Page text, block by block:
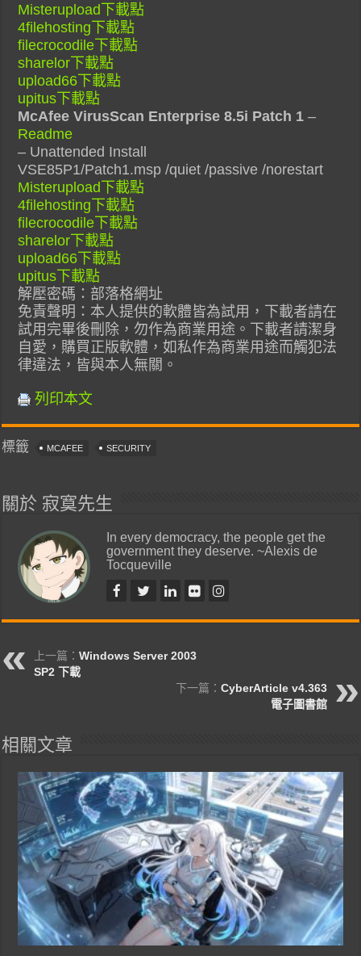
Misterupload下載點
4filehosting下載點
filecrocodile下載點
sharelor下載點
upload66下載點
upitus下載點
McAfee VirusScan Enterprise 8.5i Patch 1 –
Readme
– Unattended Install
VSE85P1/Patch1.msp /quiet /passive /norestart
Misterupload下載點
4filehosting下載點
filecrocodile下載點
sharelor下載點
upload66下載點
upitus下載點
解壓密碼：部落格網址
免責聲明：本人提供的軟體皆為試用，下載者請在
試用完畢後刪除，勿作為商業用途。下載者請潔身
自愛，購買正版軟體，如私作為商業用途而觸犯法
律違法，皆與本人無關。
列印本文
標籤 MCAFEE SECURITY
關於 寂寞先生
In every democracy, the people get the
government they deserve. ~Alexis de
Tocqueville
上一篇：Windows Server 2003
SP2 下載
下一篇： CyberArticle v4.363
電子圖書館
相關文章